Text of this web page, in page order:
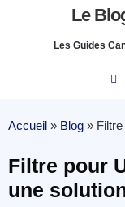
Le
Les Guides
Accueil » Blog »
Filtre pour
une